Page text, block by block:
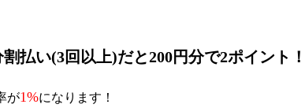
割払い(3回以上)だと200円分で2ポイント！
が1%になります！